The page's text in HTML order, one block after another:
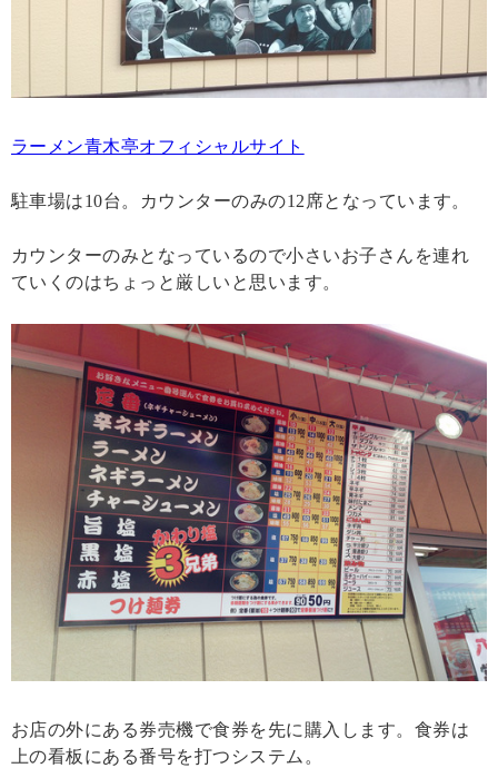
ラーメン青木亭オフィシャルサイト
駐車場は10台。カウンターのみの12席となっています。
カウンターのみとなっているので小さいお子さんを連れ
ていくのはちょっと厳しいと思います。
お店の外にある券売機で食券を先に購入します。食券は
上の看板にある番号を打つシステム。